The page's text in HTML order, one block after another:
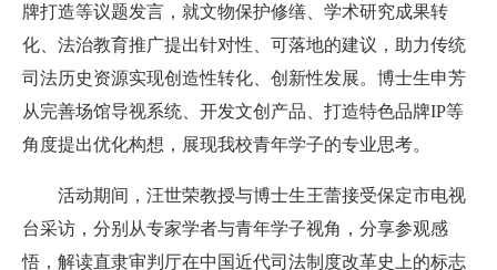
牌打造等议题发言，就文物保护修缮、学术研究成果转
化、法治教育推广提出针对性、可落地的建议，助力传统
司法历史资源实现创造性转化、创新性发展。博士生申芳
从完善场馆导视系统、开发文创产品、打造特色品牌IP等
角度提出优化构想，展现我校青年学子的专业思考。
活动期间，汪世荣教授与博士生王蕾接受保定市电视
台采访，分别从专家学者与青年学子视角，分享参观感
悟，解读直隶审判厅在中国近代司法制度改革史上的标志